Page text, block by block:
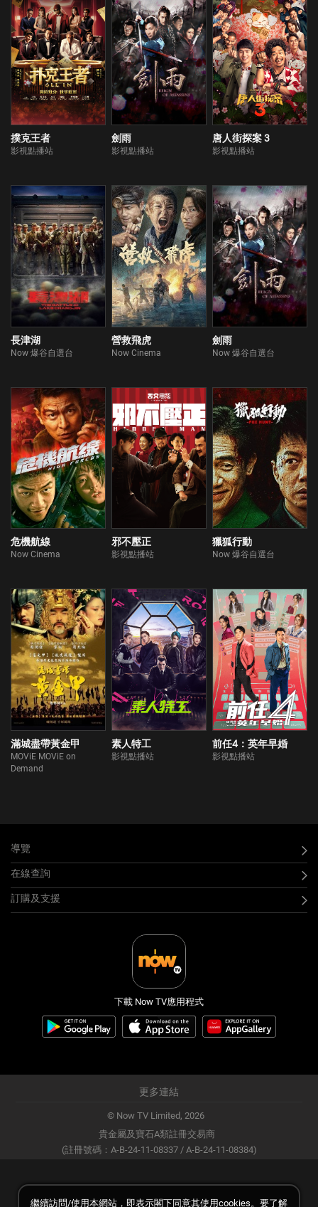
撲克王者
影視點播站
劍雨
影視點播站
唐人街探案 3
影視點播站
長津湖
Now 爆谷自選台
營救飛虎
Now Cinema
劍雨
Now 爆谷自選台
危機航線
Now Cinema
邪不壓正
影視點播站
獵狐行動
Now 爆谷自選台
滿城盡帶黃金甲
MOViE MOViE on
Demand
素人特工
影視點播站
前任4：英年早婚
影視點播站
導覽
在線查詢
訂購及支援
下載 Now TV應用程式
更多連結
© Now TV Limited, 2026
貴金屬及寶石A類註冊交易商
(註冊號碼：A-B-24-11-08337 / A-B-24-11-08384)
繼續訪問/使用本網站，即表示閣下同意其使用cookies。要了解